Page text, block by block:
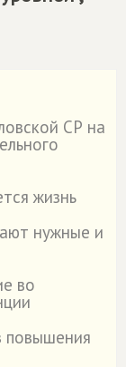
СР на
жизнь
нужные и
во
повышения